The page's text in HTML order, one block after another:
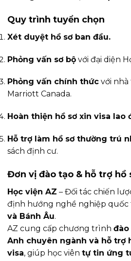
Quy trình tuyển chọn
Xét duyệt hồ sơ ban đầu.
Phỏng vấn sơ bộ với đại diện
Phỏng vấn chính thức với
Marriott Canada.
Hoàn thiện hồ sơ xin visa lao
Hỗ trợ làm hồ sơ thường trú
sách định cư.
Đơn vị đào tạo & hỗ trợ hồ
Học viện AZ – Đối tác chiến
định hướng nghề nghiệp quốc
và Bánh Âu.
AZ cung cấp chương trình
Anh chuyên ngành và hỗ trợ
visa, giúp học viên tự tin ứng